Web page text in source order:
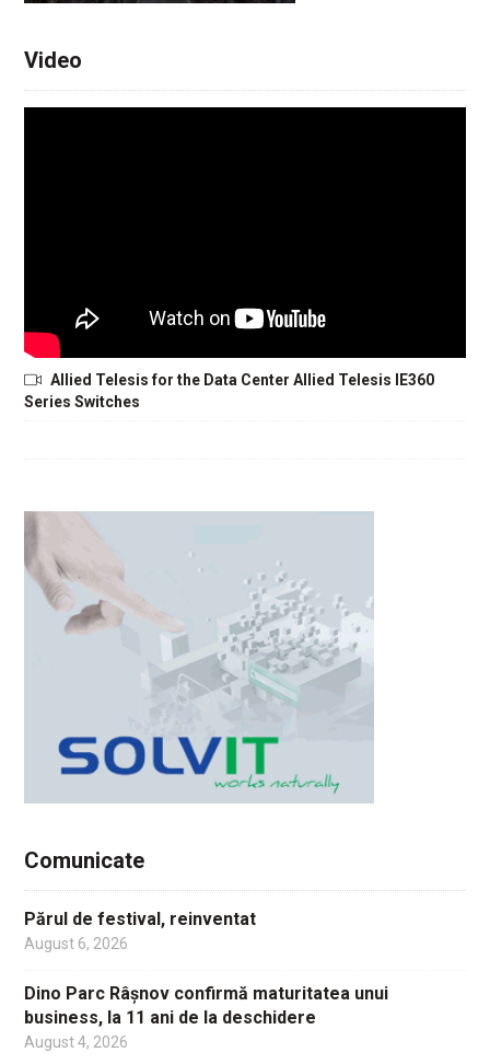
Video
Allied Telesis for the Data Center Allied Telesis IE360
Series Switches
Comunicate
Părul de festival, reinventat
August 6, 2026
Dino Parc Râșnov confirmă maturitatea unui
business, la 11 ani de la deschidere
August 4, 2026